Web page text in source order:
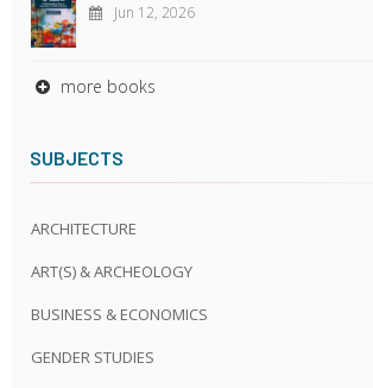
Jun 12, 2026
more books
SUBJECTS
ARCHITECTURE
ART(S) & ARCHEOLOGY
BUSINESS & ECONOMICS
GENDER STUDIES